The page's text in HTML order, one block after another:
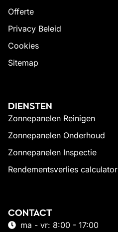
Offerte
Privacy Beleid
Cookies
Sitemap
DIENSTEN
Zonnepanelen Reinigen
Zonnepanelen Onderhoud
Zonnepanelen Inspectie
Rendementsverlies calculator
CONTACT
ma - vr: 8:00 - 17:00